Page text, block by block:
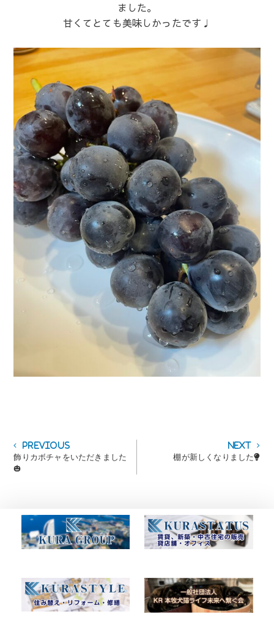
ました。
甘くてとても美味しかったです♩
投
稿
シ
ョ
PreviousPrevious
post:
飾りカボチャをいただきました
🎃
Next
post:棚が新しくなりました💡